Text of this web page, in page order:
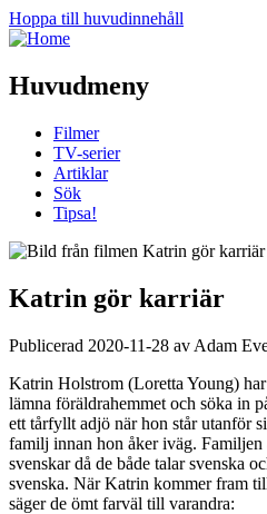
Hoppa till huvudinnehåll
Huvudmeny
Filmer
TV-serier
Artiklar
Sök
Tipsa!
Katrin gör karriär
Publicerad 2020-11-28 av Adam
Katrin Holstrom (Loretta Young)
lämna föräldrahemmet och söka in
ett tårfyllt adjö när hon står utanför
familj innan hon åker iväg. Familjen
svenskar då de både talar svenska
svenska. När Katrin kommer fram
säger de ömt farväl till varandra: